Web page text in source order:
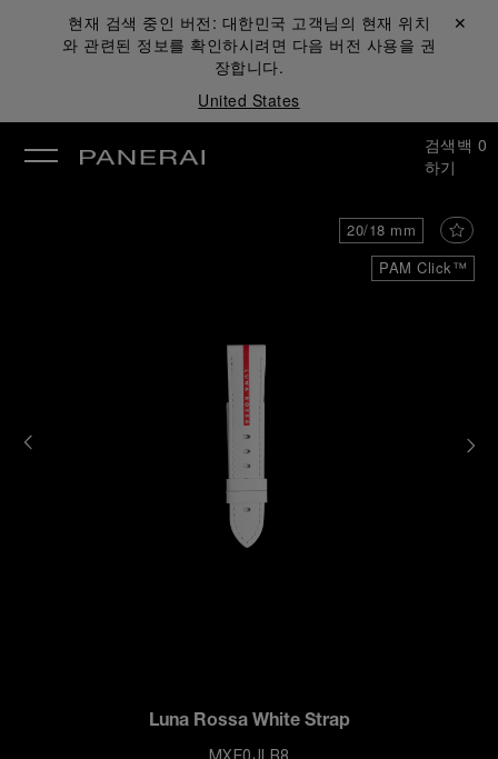
현재 검색 중인 버전: 대한민국 고객님의 현재 위치
와 관련된 정보를 확인하시려면 다음 버전 사용을 권
장합니다.
United States
닫기 ✕
검색
하기
백 0
PAM Click™
20/18 mm
Luna Rossa White Strap